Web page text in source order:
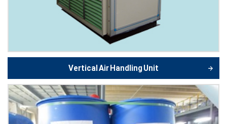
Vertical Air Handling Unit